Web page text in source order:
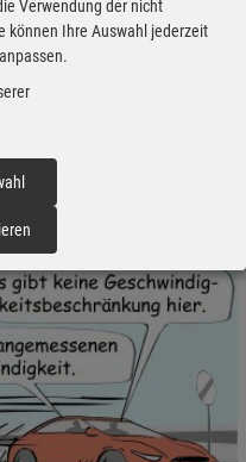
Bundesgerichtshof (BGH)
222/20*) gesprochen. Bis
bis zu seinem Tod 1966
Serien-Porsche, des Typs
Verwendung der nicht
können Ihre Auswahl jederzeit